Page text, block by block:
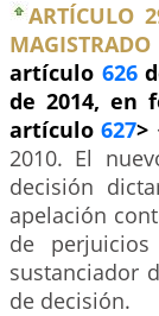
ARTÍCULO
artículo 626
de 2014, en
artículo627>
2010. El
decisión
apelación
de
sustanciador
de decisión.